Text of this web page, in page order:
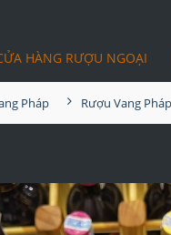
HÀNG RƯỢU NGOẠI
Pháp